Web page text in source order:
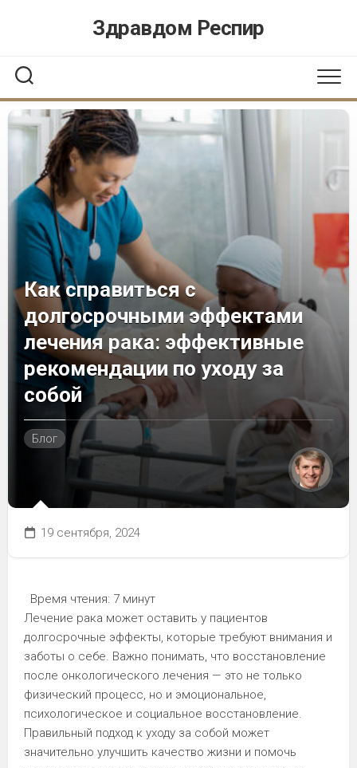
Здравдом Респир
Как справиться с
долгосрочными эффектами
лечения рака: эффективные
рекомендации по уходу за
собой
Блог
19 сентября, 2024
Время чтения: 7 минут
Лечение рака может оставить у пациентов
долгосрочные эффекты, которые требуют внимания и
заботы о себе. Важно понимать, что восстановление
после онкологического лечения — это не только
физический процесс, но и эмоциональное,
психологическое и социальное восстановление.
Правильный подход к уходу за собой может
значительно улучшить качество жизни и помочь